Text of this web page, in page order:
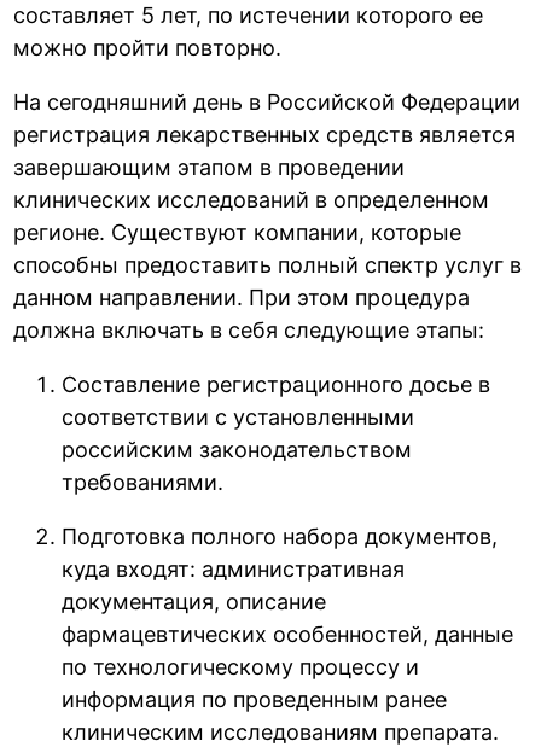
составляет 5 лет, по истечении которого ее
можно пройти повторно.
На сегодняшний день в Российской Федерации
регистрация лекарственных средств является
завершающим этапом в проведении
клинических исследований в определенном
регионе. Существуют компании, которые
способны предоставить полный спектр услуг в
данном направлении. При этом процедура
должна включать в себя следующие этапы:
Составление регистрационного досье в
соответствии с установленными
российским законодательством
требованиями.
Подготовка полного набора документов,
куда входят: административная
документация, описание
фармацевтических особенностей, данные
по технологическому процессу и
информация по проведенным ранее
клиническим исследованиям препарата.